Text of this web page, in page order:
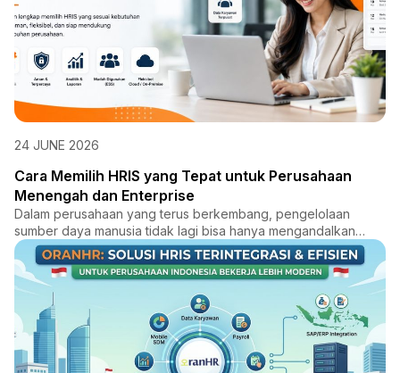
24 JUNE 2026
Cara Memilih HRIS yang Tepat untuk Perusahaan
Menengah dan Enterprise
Dalam perusahaan yang terus berkembang, pengelolaan
sumber daya manusia tidak lagi bisa hanya mengandalkan
proses manual...